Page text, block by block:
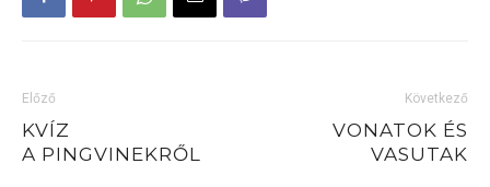
Előző
KVÍZ
A PINGVINEKRŐL
Következő
VONATOK ÉS
VASUTAK